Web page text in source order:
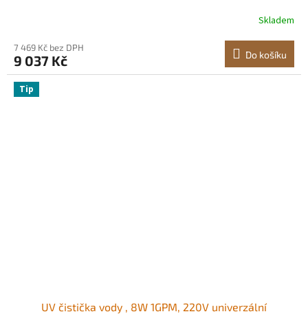
časovačem, široce používaná v různých experimentech
Skladem
7 469 Kč bez DPH
9 037 Kč Do košíku
Tip
UV čistička vody , 8W 1GPM, 220V univerzální